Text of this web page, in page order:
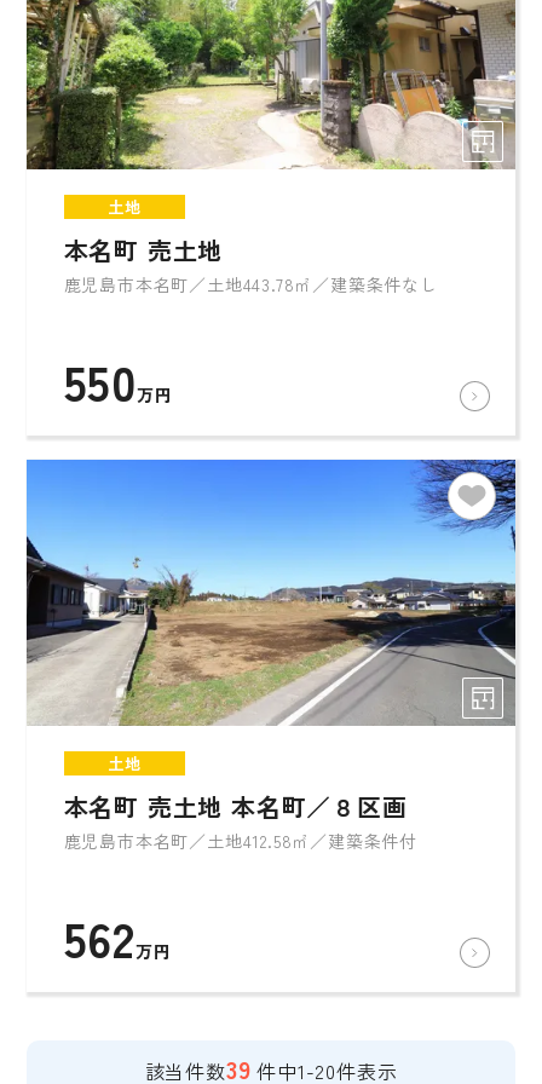
土地
本名町 売土地
鹿児島市本名町／土地443.78㎡／建築条件なし
550万円
土地
本名町 売土地 本名町／８区画
鹿児島市本名町／土地412.58㎡／建築条件付
562万円
該当件数39 件中1-20件表示